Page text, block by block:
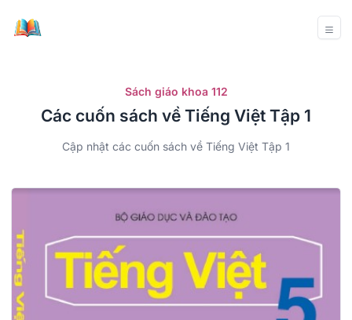
Sách giáo khoa 112
Các cuốn sách về Tiếng Việt Tập 1
Cập nhật các cuốn sách về Tiếng Việt Tập 1